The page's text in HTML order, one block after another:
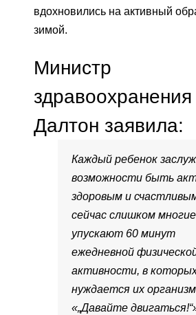
вдохновились на активный
зимой.
Министр
Далтон заявила:
Каждый ребенок
возможности быть
здоровым и
сейчас слишком многие
упускают 60 минут
ежедневной
активности, в
нуждается их
«„Давайте